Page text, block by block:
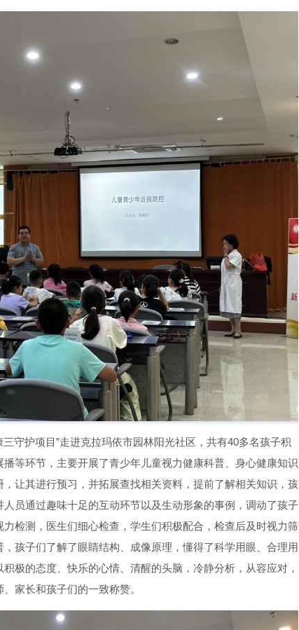
守护项目”走进克拉玛依市园林阳光社区，共有40多名孩子积
等环节，主要开展了青少年儿童视力健康科普、身心健康知识
让其进行预习，并拓展查找相关资料，提前了解相关知识，孩
员通过趣味十足的互动环节以及生动形象的事例，调动了孩子
检测，医生们细心检查，学生们积极配合，检查后及时视力筛
孩子们了解了眼睛结构、成像原理，懂得了科学用眼、合理用
极的态度、快乐的心情、清醒的头脑，冷静分析，从容应对，
家长和孩子们的一致称赞。